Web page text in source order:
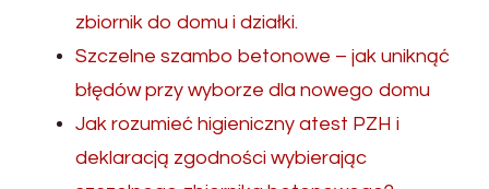
zbiornik do domu i działki.
Szczelne szambo betonowe – jak uniknąć
błędów przy wyborze dla nowego domu
Jak rozumieć higieniczny atest PZH i
deklaracją zgodności wybierając